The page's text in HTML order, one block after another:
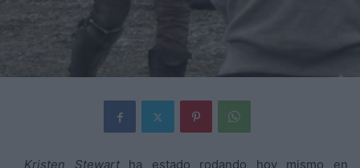
Kristen Stewart ha estado rodando hoy mismo en